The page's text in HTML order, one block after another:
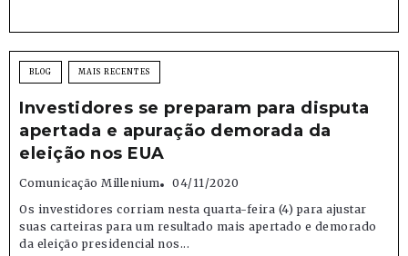
BLOG MAIS RECENTES
Investidores se preparam para disputa
apertada e apuração demorada da
eleição nos EUA
Comunicação Millenium
04/11/2020
Os investidores corriam nesta quarta-feira (4) para ajustar
suas carteiras para um resultado mais apertado e demorado
da eleição presidencial nos...